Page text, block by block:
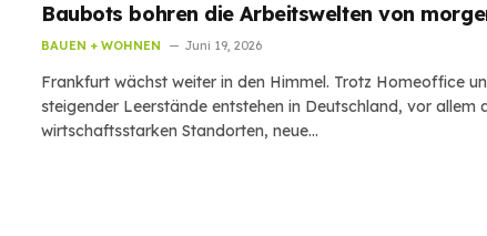
Baubots bohren die Arbeitswelten von
BAUEN + WOHNEN Juni 19, 2026
Frankfurt wächst weiter in den Himmel. Trotz Homeoffice
steigender Leerstände entstehen in Deutschland, vor allem
wirtschaftsstarken Standorten, neue…